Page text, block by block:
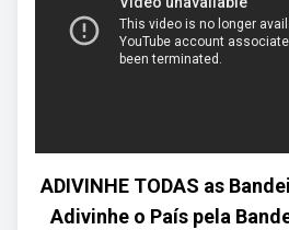
ADIVINHE TODAS as
Adivinhe o País pela